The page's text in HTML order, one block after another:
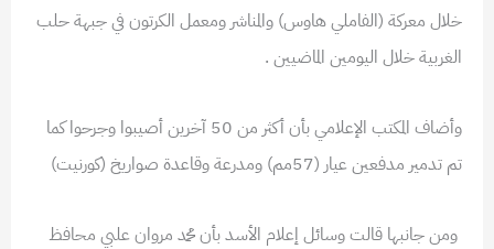
خلال معركة (الفاملي هاوس) والمناشر ومعمل الكرتون في جبهة حلب
الغربية خلال اليومين الماضيين .
وأضاف المكتب الإعلامي بأن أكثر من 50 آخرين أصيبوا وجرحوا كما
تم تدمير مدفعين عيار (57مم) ومدرعة وقاعدة صواريخ (كورنيت)
ومن جانبها قالت وسائل إعلام الأسد بأن محمد مروان علبي محافظ